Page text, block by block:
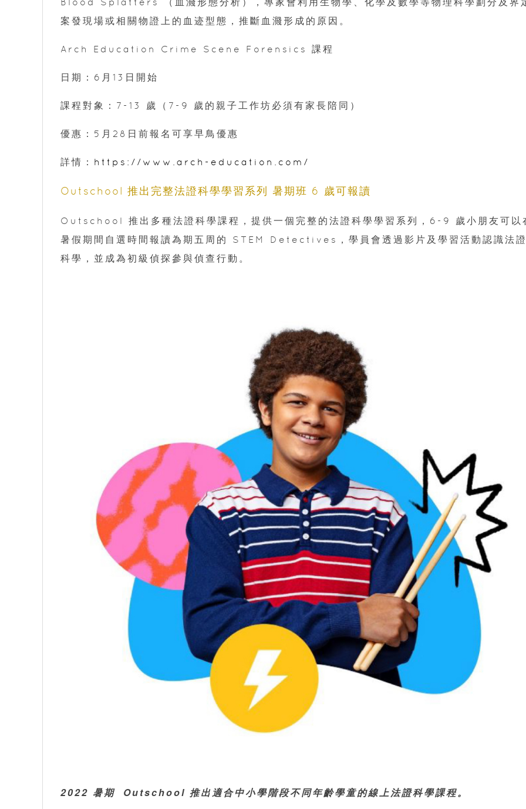
案發現場或相關物證上的血迹型態，推斷血濺形成的原因。
Arch Education Crime Scene Forensics 課程
日期：6月13日開始
課程對象：7-13 歲（7-9 歲的親子工作坊必須有家長陪同）
優惠：5月28日前報名可享早鳥優惠
詳情： https://www.arch-education.com/
Outschool 推出完整法證科學學習系列 暑期班 6 歲可報讀
Outschool 推出多種法證科學課程，提供一個完整的法證科學學習系列，6-9 歲小朋友可以
暑假期間自選時間報讀為期五周的 STEM Detectives，學員會透過影片及學習活動認識法
科學，並成為初級偵探參與偵查行動。
2022 暑期 Outschool 推出適合中小學階段不同年齡學童的線上法證科學課程。